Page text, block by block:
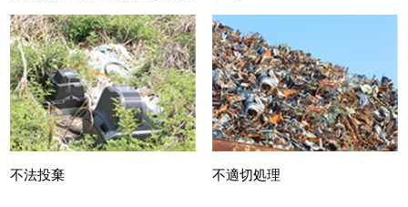
不法投棄 不適切処理